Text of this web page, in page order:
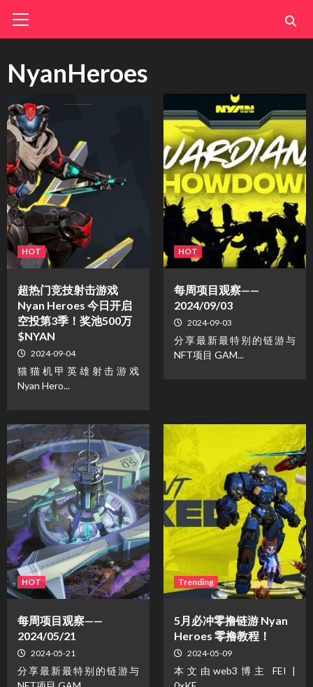
Menu
NyanHeroes
HOT
超热门竞技射击游戏
Nyan Heroes 今日开启
空投第3季！奖池500万
$NYAN
2024-09-04
猫猫机甲英雄射击游戏
Nyan Hero...
HOT
每周项目观察——
2024/09/03
2024-09-03
分享最新最特别的链游与
NFT项目 GAM...
HOT
每周项目观察——
2024/05/21
2024-05-21
分享最新最特别的链游与
Trending
5月必冲零撸链游 Nyan
Heroes 零撸教程！
2024-05-09
本文由web3博主 FEI |